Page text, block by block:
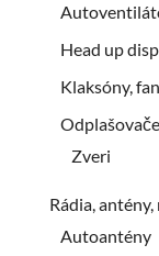
Head up
Klaksóny,
Odplašovače
Zveri
Rádia,
Autoantény